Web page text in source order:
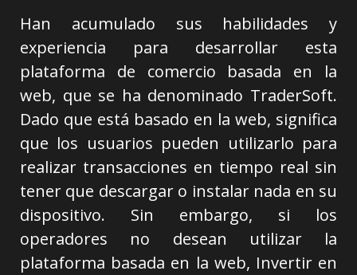
Han acumulado sus habilidades y
experiencia para desarrollar esta
plataforma de comercio basada en la
web, que se ha denominado TraderSoft.
Dado que está basado en la web, significa
que los usuarios pueden utilizarlo para
realizar transacciones en tiempo real sin
tener que descargar o instalar nada en su
dispositivo. Sin embargo, si los
operadores no desean utilizar la
plataforma basada en la web, Invertir en